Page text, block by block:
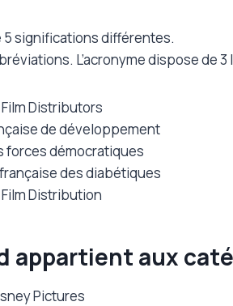
5 significations différentes.
L’acronyme dispose de
Distributors
de développement
forces démocratiques
des diabétiques
Distribution
appartient aux
Pictures